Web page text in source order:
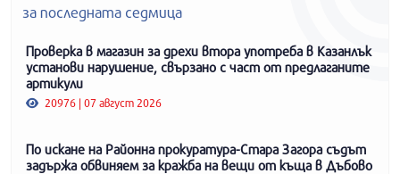
за последната седмица
Проверка в магазин за дрехи втора употреба в Казанлък
установи нарушение, свързано с част от предлаганите
артикули
20976 | 07 август 2026
По искане на Районна прокуратура-Стара Загора съдът
задържа обвиняем за кражба на вещи от къща в Дъбово